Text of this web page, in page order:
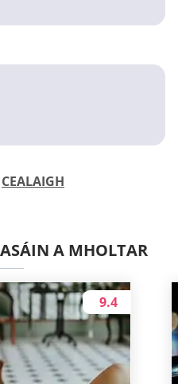
CEALAIGH
A MHOLTAR
9.4